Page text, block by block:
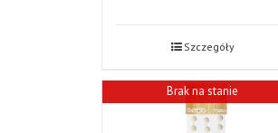
Szczegóły
Brak na stanie